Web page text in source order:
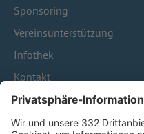
Sponsoring
Vereinsunterstützung
Infothek
Kontakt
HÄUFIG BESUCHTE